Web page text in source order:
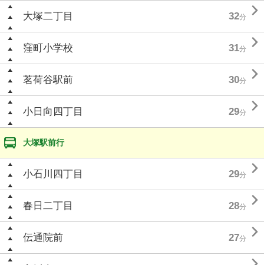
大塚二丁目 32分 
窪町小学校 31分 
茗荷谷駅前 30分 
小日向四丁目 29分 
大塚駅前行
小石川四丁目 29分 
春日二丁目 28分 
伝通院前 27分 